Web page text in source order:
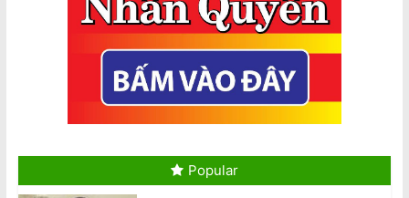
August 7, 2026
AVRNC: Phản Đối Tổng Bí Thư Kiêm
Chủ Tịch Nhà Nước CSVN Tô Lâm
Đến Úc Châu
August 7, 2026
Chủ tịch Đảng Cộng Sản Việt Nam
August 6, 2026
Popular